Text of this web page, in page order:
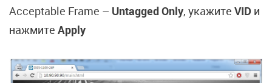
Acceptable Frame – Untagged Only, укажите VID и
нажмите Apply